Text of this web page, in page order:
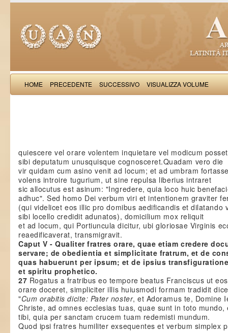
HOME PRECEDENTE SUCCESSIVO VISUALIZZA VOLUME
quiescere vel orare volentem inquietare vel modicum
sibi deputatum unusquisque cognosceret.Quadam vero die
vir quidam cum asino venit ad locum; et ad umbram
volens introire tugurium, ut sine repulsa liberius intraret
sic allocutus est asinum: "Ingredere, quia loco huic
adhuc". Sed homo Dei verbum viri et intentionem graviter
(qui videlicet eos illic pro domibus aedificandis et dilatando
sibi locello credidit adunatos), domicilium mox reliquit
et ad locum, qui Portiuncula dicitur, ubi gloriosae Virginis
reaedificaverat, transmigravit.
Caput V - Qualiter fratres orare, quae etiam credere
servare; de obedientia et simplicitate fratrum, et de
quas habuerunt per ipsum; et de ipsius
et spiritu prophetico.
27 Rogatus a fratribus eo tempore beatus Franciscus ut eos
orare doceret, simpliciter illis huiusmodi formam tradidit
"Cum orabitis dicite: Pater noster, et Adoramus te, Domine
Christe, ad omnes ecclesias tuas, quae sunt in toto mundo,
tibi, quia per sanctam crucem tuam redemisti mundum.
Quod ipsi fratres humiliter exsequentes et verbum simplex